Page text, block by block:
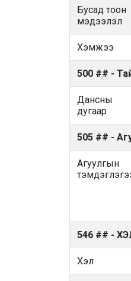
Бусад тоон
мэдээлэл
Хэмжээ
500 ## -
Дансны
дугаар
505 ## -
Агуулгын
546 ## -
Хэл